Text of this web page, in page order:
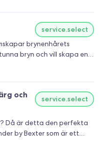
service.select
brynenhårets
bryn och vill skapa en
bryn och vill få dina
som vårdar
mellan 4-6 veckor
jobbar
bexter är svenskt och är
på marknaden , skonsamt och parabenfritt.
och
service.select
Då är detta den perfekta
skonsamhet och att det